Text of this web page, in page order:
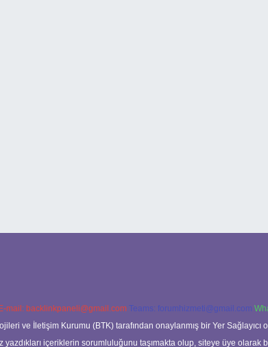
E-mail: backlinkpaneli@gmail.com Teams: forumhizmeti@gmail.com
ve İletişim Kurumu (BTK) tarafından onaylanmış bir Yer
içeriklerin sorumluluğunu taşımakta olup, siteye üye